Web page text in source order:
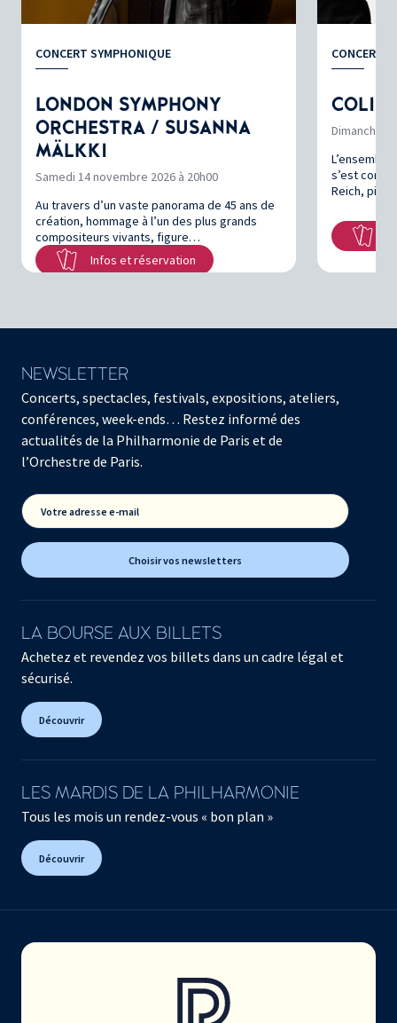
CONCERT SYMPHONIQUE
LONDON SYMPHONY
ORCHESTRA / SUSANNA
MÄLKKI
Samedi 14 novembre 2026 à 20h00
Au travers d’un vaste panorama de 45 ans de
création, hommage à l’un des plus grands
compositeurs vivants, figure…
Infos et réservation
CONCERT
COLIN
Dimanche
s’est
Reich,
NEWSLETTER
Concerts, spectacles, festivals, expositions, ateliers,
conférences, week-ends… Restez informé des
actualités de la Philharmonie de Paris et de
l’Orchestre de Paris.
Votre adresse e-mail
Choisir vos newsletters
LA BOURSE AUX BILLETS
Achetez et revendez vos billets dans un cadre légal et
sécurisé.
Découvrir
LES MARDIS DE LA PHILHARMONIE
Tous les mois un rendez-vous « bon plan »
Découvrir